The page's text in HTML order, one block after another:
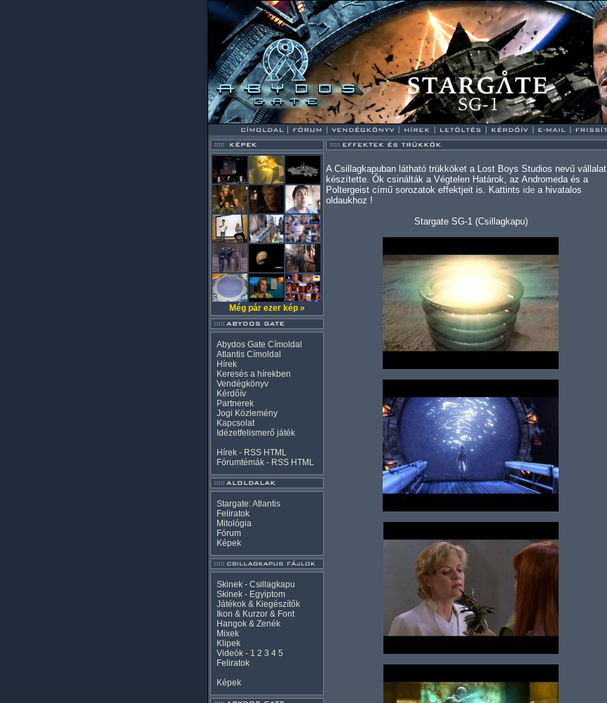
Még pár ezer kép »
Abydos Gate Címoldal
Atlantis Címoldal
Hírek
Keresés a hírekben
Vendégkönyv
Kérdőív
Partnerek
Jogi Közlemény
Kapcsolat
Idézetfelismerő játék
Hírek - RSS HTML
Fórumtémák - RSS HTML
Stargate: Atlantis
Feliratok
Mitológia
Fórum
Képek
Skinek - Csillagkapu
Skinek - Egyiptom
Játékok & Kiegészítők
Ikon & Kurzor & Font
Hangok & Zenék
Mixek
Klipek
Videók - 1 2 3 4 5
Feliratok
Képek
A Csillagkapuban látható trükköket a Lost Boys Studios nevű vállalat
készítette. Ők csinálták a Végtelen Határok, az Andromeda és a
Poltergeist című sorozatok effektjeit is. Kattints ide a hivatalos
oldaukhoz !
Stargate SG-1 (Csillagkapu)